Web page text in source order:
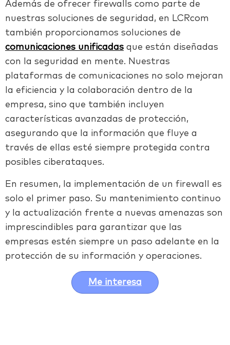
Además de ofrecer firewalls como parte de
nuestras soluciones de seguridad, en LCRcom
también proporcionamos soluciones de
comunicaciones unificadas que están diseñadas
con la seguridad en mente. Nuestras
plataformas de comunicaciones no solo mejoran
la eficiencia y la colaboración dentro de la
empresa, sino que también incluyen
características avanzadas de protección,
asegurando que la información que fluye a
través de ellas esté siempre protegida contra
posibles ciberataques.
En resumen, la implementación de un firewall es
solo el primer paso. Su mantenimiento continuo
y la actualización frente a nuevas amenazas son
imprescindibles para garantizar que las
empresas estén siempre un paso adelante en la
protección de su información y operaciones.
Me interesa